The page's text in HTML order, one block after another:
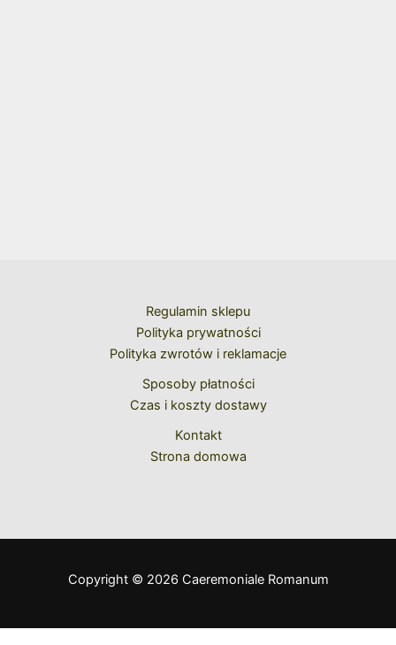
Regulamin sklepu
Polityka prywatności
Polityka zwrotów i reklamacje
Sposoby płatności
Czas i koszty dostawy
Kontakt
Strona domowa
Copyright © 2026 Caeremoniale Romanum